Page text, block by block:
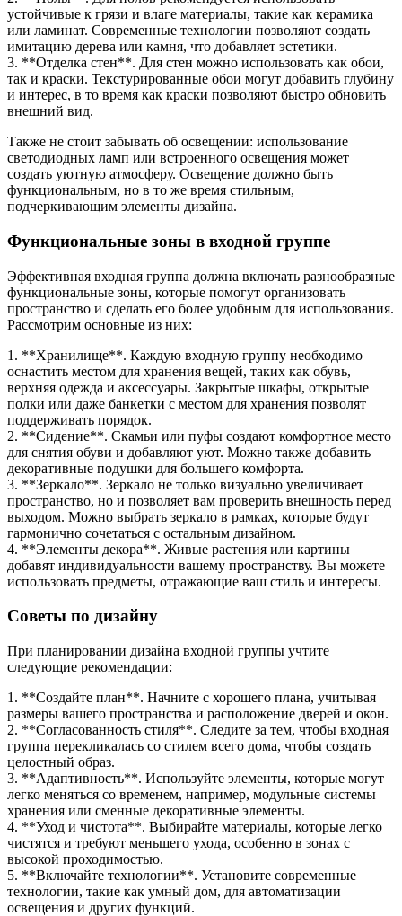
устойчивые к грязи и влаге материалы, такие как керамика
или ламинат. Современные технологии позволяют создать
имитацию дерева или камня, что добавляет эстетики.
3. **Отделка стен**. Для стен можно использовать как обои,
так и краски. Текстурированные обои могут добавить глубину
и интерес, в то время как краски позволяют быстро обновить
внешний вид.
Также не стоит забывать об освещении: использование
светодиодных ламп или встроенного освещения может
создать уютную атмосферу. Освещение должно быть
функциональным, но в то же время стильным,
подчеркивающим элементы дизайна.
Функциональные зоны в входной группе
Эффективная входная группа должна включать разнообразные
функциональные зоны, которые помогут организовать
пространство и сделать его более удобным для использования.
Рассмотрим основные из них:
1. **Хранилище**. Каждую входную группу необходимо
оснастить местом для хранения вещей, таких как обувь,
верхняя одежда и аксессуары. Закрытые шкафы, открытые
полки или даже банкетки с местом для хранения позволят
поддерживать порядок.
2. **Сидение**. Скамьи или пуфы создают комфортное место
для снятия обуви и добавляют уют. Можно также добавить
декоративные подушки для большего комфорта.
3. **Зеркало**. Зеркало не только визуально увеличивает
пространство, но и позволяет вам проверить внешность перед
выходом. Можно выбрать зеркало в рамках, которые будут
гармонично сочетаться с остальным дизайном.
4. **Элементы декора**. Живые растения или картины
добавят индивидуальности вашему пространству. Вы можете
использовать предметы, отражающие ваш стиль и интересы.
Советы по дизайну
При планировании дизайна входной группы учтите
следующие рекомендации:
1. **Создайте план**. Начните с хорошего плана, учитывая
размеры вашего пространства и расположение дверей и окон.
2. **Согласованность стиля**. Следите за тем, чтобы входная
группа перекликалась со стилем всего дома, чтобы создать
целостный образ.
3. **Адаптивность**. Используйте элементы, которые могут
легко меняться со временем, например, модульные системы
хранения или сменные декоративные элементы.
4. **Уход и чистота**. Выбирайте материалы, которые легко
чистятся и требуют меньшего ухода, особенно в зонах с
высокой проходимостью.
5. **Включайте технологии**. Установите современные
технологии, такие как умный дом, для автоматизации
освещения и других функций.